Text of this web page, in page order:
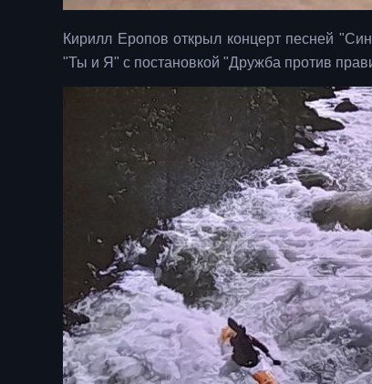
Кирилл Еропов открыл концерт песней
"Ты и Я" с постановкой "Дружба против